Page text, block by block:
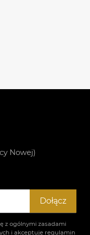
Nowej)
z ogólnymi zasadami
i akceptuje regulamin
Dołącz